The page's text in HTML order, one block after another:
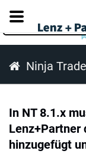
Ninja
In NT 8.1.x
Lenz+Partner
hinzugefügt